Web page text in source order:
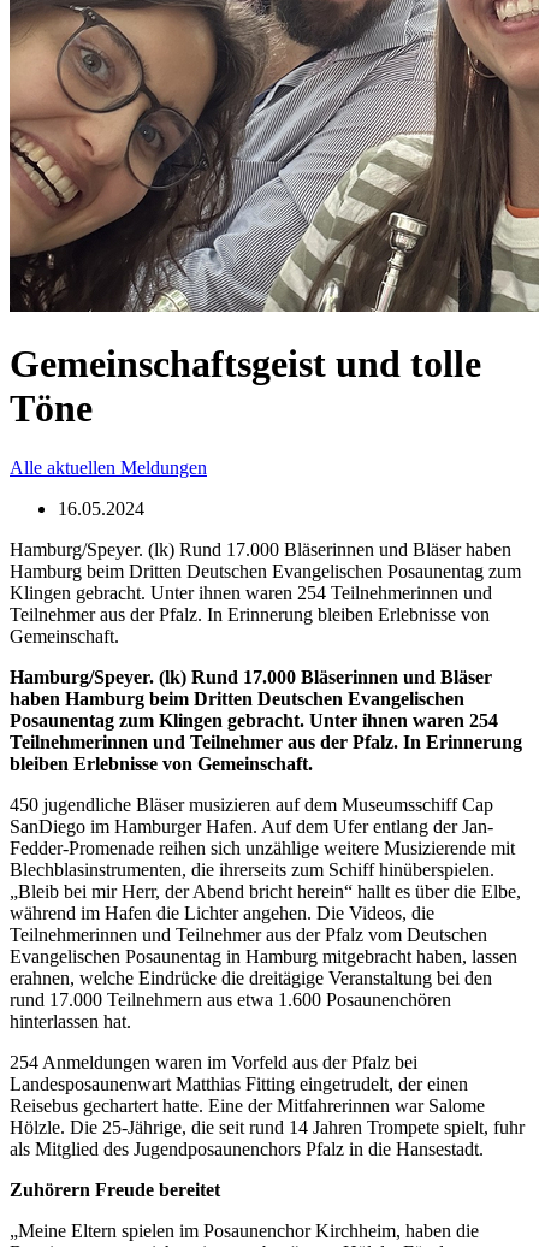
Gemeinschaftsgeist und tolle
Töne
Alle aktuellen Meldungen
16.05.2024
Hamburg/Speyer. (lk) Rund 17.000 Bläserinnen und Bläser haben
Hamburg beim Dritten Deutschen Evangelischen Posaunentag zum
Klingen gebracht. Unter ihnen waren 254 Teilnehmerinnen und
Teilnehmer aus der Pfalz. In Erinnerung bleiben Erlebnisse von
Gemeinschaft.
Hamburg/Speyer. (lk) Rund 17.000 Bläserinnen und Bläser
haben Hamburg beim Dritten Deutschen Evangelischen
Posaunentag zum Klingen gebracht. Unter ihnen waren 254
Teilnehmerinnen und Teilnehmer aus der Pfalz. In Erinnerung
bleiben Erlebnisse von Gemeinschaft.
450 jugendliche Bläser musizieren auf dem Museumsschiff Cap
San­Diego im Hamburger Hafen. Auf dem Ufer entlang der Jan-
Fedder-Promenade reihen sich unzählige weitere Musizierende mit
Blechblasinstrumenten, die ihrerseits zum Schiff hinüberspielen.
„Bleib bei mir Herr, der Abend bricht herein“ hallt es über die Elbe,
während im Hafen die Lichter angehen. Die Videos, die
Teilnehmerinnen und Teilnehmer aus der Pfalz vom Deutschen
Evangelischen Posaunentag in Hamburg mitgebracht haben, lassen
erahnen, welche Eindrücke die dreitägige Veranstaltung bei den
rund 17.000 Teilnehmern aus etwa 1.600 Posaunenchören
hinterlassen hat.
254 Anmeldungen waren im Vorfeld aus der Pfalz bei
Landesposaunenwart Matthias Fitting eingetrudelt, der einen
Reisebus gechartert hatte. Eine der Mitfahrerinnen war Salome
Hölzle. Die 25-Jährige, die seit rund 14 Jahren Trompete spielt, fuhr
als Mitglied des Jugendposaunenchors Pfalz in die Hansestadt.
Zuhörern Freude bereitet
„Meine Eltern spielen im Posaunenchor Kirchheim, haben die